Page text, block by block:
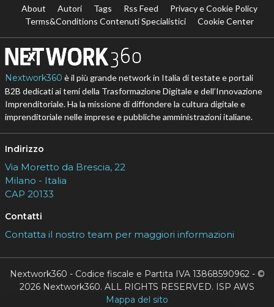
About Autori Tags Rss Feed
Privacy e Cookie Policy
Terms&Conditions Contenuti Specialistici
Cookie Center
Nextwork360 è il più grande network in Italia di testate e portali
B2B dedicati ai temi della Trasformazione Digitale e dell’Innovazione
Imprenditoriale. Ha la missione di diffondere la cultura digitale e
imprenditoriale nelle imprese e pubbliche amministrazioni italiane.
Indirizzo
Via Moretto da Brescia, 22
Milano - Italia
CAP 20133
Contatti
Contatta il nostro team per maggiori informazioni
Nextwork360 - Codice fiscale e Partita IVA 13868590962 - ©
2026 Nextwork360. ALL RIGHTS RESERVED. ISP AWS
Mappa del sito